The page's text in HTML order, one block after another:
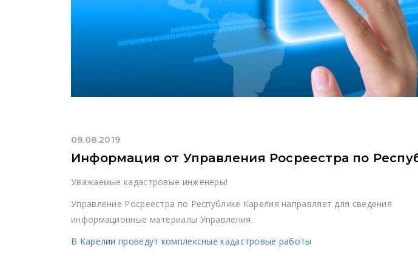
09.08.2019
Информация от Управления Росреестра по
Уважаемые кадастровые инженеры!
Управление Росреестра по Республике Карелия направляет для сведения
информационные материалы Управления.
В Карелии проведут комплексные кадастровые работы